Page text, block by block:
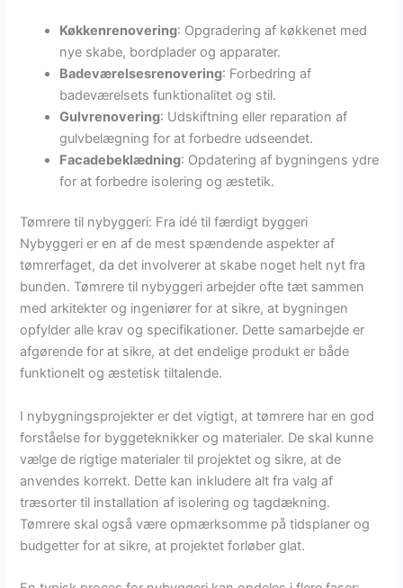
Køkkenrenovering: Opgradering af køkkenet med
nye skabe, bordplader og apparater.
Badeværelsesrenovering: Forbedring af
badeværelsets funktionalitet og stil.
Gulvrenovering: Udskiftning eller reparation af
gulvbelægning for at forbedre udseendet.
Facadebeklædning: Opdatering af bygningens ydre
for at forbedre isolering og æstetik.
Tømrere til nybyggeri: Fra idé til færdigt byggeri
Nybyggeri er en af de mest spændende aspekter af
tømrerfaget, da det involverer at skabe noget helt nyt fra
bunden. Tømrere til nybyggeri arbejder ofte tæt sammen
med arkitekter og ingeniører for at sikre, at bygningen
opfylder alle krav og specifikationer. Dette samarbejde er
afgørende for at sikre, at det endelige produkt er både
funktionelt og æstetisk tiltalende.
I nybygningsprojekter er det vigtigt, at tømrere har en god
forståelse for byggeteknikker og materialer. De skal kunne
vælge de rigtige materialer til projektet og sikre, at de
anvendes korrekt. Dette kan inkludere alt fra valg af
træsorter til installation af isolering og tagdækning.
Tømrere skal også være opmærksomme på tidsplaner og
budgetter for at sikre, at projektet forløber glat.